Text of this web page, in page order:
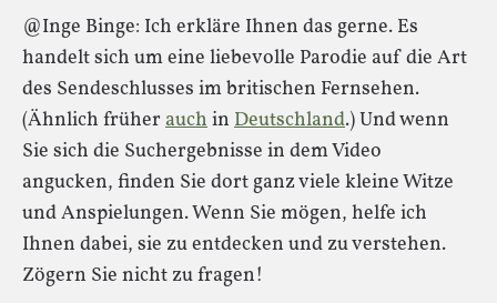
@Inge Binge: Ich erkläre Ihnen das gerne. Es
handelt sich um eine liebevolle Parodie auf die Art
des Sendeschlusses im britischen Fernsehen.
(Ähnlich früher auchin Deutschland.) Und wenn
Sie sich die Suchergebnisse in dem Video
angucken, finden Sie dort ganz viele kleine Witze
und Anspielungen. Wenn Sie mögen, helfe ich
Ihnen dabei, sie zu entdecken und zu verstehen.
Zögern Sie nicht zu fragen!